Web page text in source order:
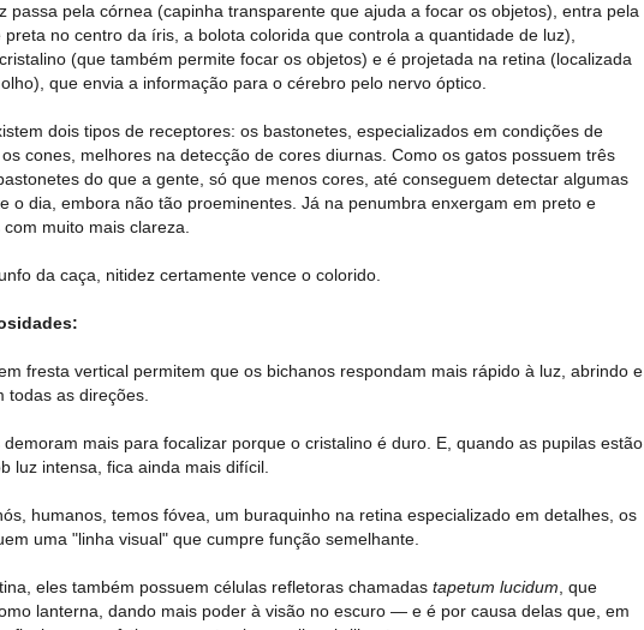
passa pela córnea (capinha transparente que ajuda a focar os objetos), entra pela
preta no centro da íris, a bolota colorida que controla a quantidade de luz),
(que também permite focar os objetos) e é projetada na retina (localizada
que envia a informação para o cérebro pelo nervo óptico.
dois tipos de receptores: os bastonetes, especializados em condições de
cones, melhores na detecção de cores diurnas. Como os gatos possuem três
do que a gente, só que menos cores, até conseguem detectar algumas
o dia, embora não tão proeminentes. Já na penumbra enxergam em preto e
muito mais clareza.
da caça, nitidez certamente vence o colorido.
fresta vertical permitem que os bichanos respondam mais rápido à luz, abrindo e
todas as direções.
demoram mais para focalizar porque o cristalino é duro. E, quando as pupilas estão
luz intensa, fica ainda mais difícil.
humanos, temos fóvea, um buraquinho na retina especializado em detalhes, os
uma "linha visual" que cumpre função semelhante.
eles também possuem células refletoras chamadas tapetum lucidum , que
lanterna, dando mais poder à visão no escuro — e é por causa delas que, em